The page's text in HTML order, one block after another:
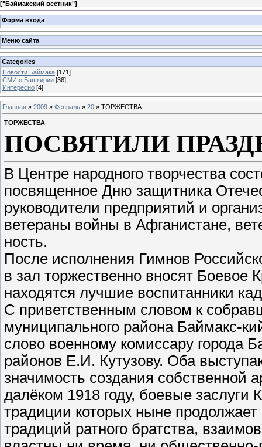
["Баймакский вестник"]
Форма входа
Меню сайта
Categories
Новости Баймака [171]
СМИ о Башкирии [36]
Интересно [4]
Главная » 2009 » Февраль » 20 » ТОРЖЕСТВА
ТОРЖЕСТВА
ПОСВЯТИЛИ
В Центре народного творчества
посвященное Дню защитника
руководители предприятий и
ветераны войны в Афганистане,
ность.
После исполнения Гимнов
в зал торжественно вносят Боевое
находятся лучшие воспитанники
С приветственным словом к
муниципального района Баймакс-
слово военному комиссару города
районов Е.И. Кутузову. Оба
значимость создания собственной
далёком 1918 году, боевые
традиции которых ныне
традиций ратного братства,